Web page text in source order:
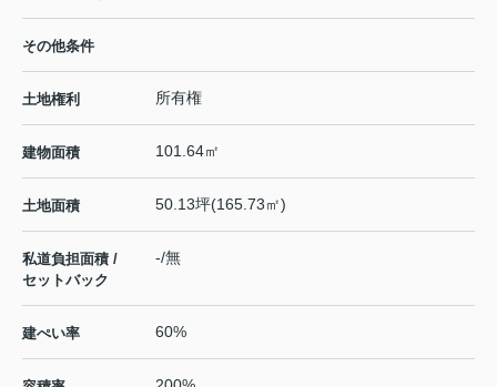
その他条件
土地権利 所有権
建物面積 101.64㎡
土地面積 50.13坪(165.73㎡)
私道負担面積 /
セットバック
-/無
建ぺい率 60%